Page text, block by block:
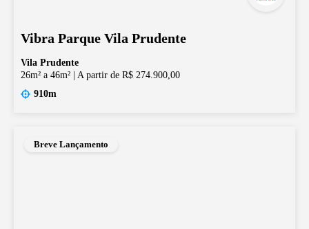
Vibra Parque Vila Prudente
Vila Prudente
26m² a 46m² | A partir de R$ 274.900,00
910m
Breve Lançamento